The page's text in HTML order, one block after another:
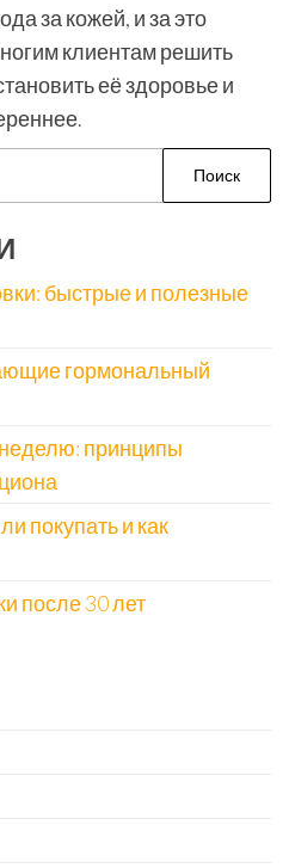
за кожей, и за это
клиентам решить
её здоровье и
быстрые и полезные
гормональный
принципы
покупать и как
после 30 лет